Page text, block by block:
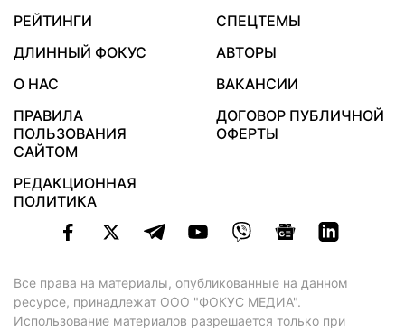
РЕЙТИНГИ
СПЕЦТЕМЫ
ДЛИННЫЙ ФОКУС
АВТОРЫ
О НАС
ВАКАНСИИ
ПРАВИЛА
ПОЛЬЗОВАНИЯ
САЙТОМ
ДОГОВОР ПУБЛИЧНОЙ
ОФЕРТЫ
РЕДАКЦИОННАЯ
ПОЛИТИКА
Все права на материалы, опубликованные на данном
ресурсе, принадлежат ООО "ФОКУС МЕДИА".
Использование материалов разрешается только при